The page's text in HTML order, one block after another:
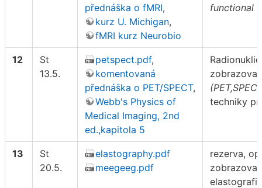
přednáška o fMRI,
kurz U. Michigan,
fMRI kurz Neurobio
functional
12
St
13.5.
petspect.pdf,
komentovaná
přednáška o PET/SPECT,
Webb's Physics of
Medical Imaging, 2nd
ed.,kapitola 5
techniky
13
St
20.5.
elastography.pdf
meegeeg.pdf
rezerva,